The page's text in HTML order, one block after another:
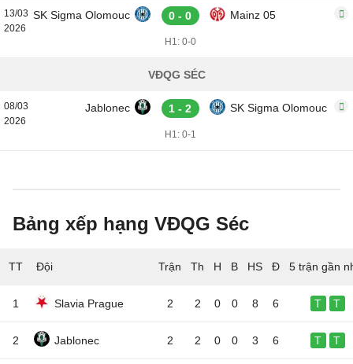
13/03
2026
SK Sigma Olomouc 0 - 0 Mainz 05
H1: 0-0
VĐQG SÉC
08/03
2026
Jablonec 1 - 2 SK Sigma Olomouc
H1: 0-1
Bảng xếp hạng VĐQG Séc
TT Đội 5 trận gần
1 Slavia Prague 2 2 0 0 8 6 T T
2 Jablonec 2 2 0 0 3 6 T T